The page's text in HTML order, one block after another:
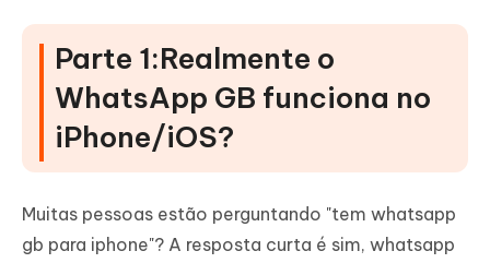
P3. Como atualizar o WhatsApp GB do iPhone?
Conclusão
Parte 1:Realmente o
WhatsApp GB funciona no
iPhone/iOS?
Muitas pessoas estão perguntando "tem whatsapp
gb para iphone"? A resposta curta é sim, whatsapp